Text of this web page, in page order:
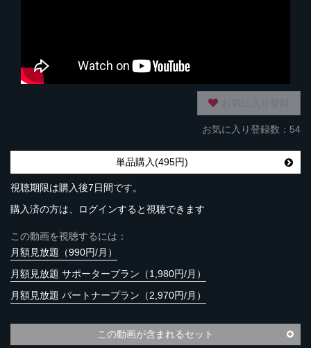
お気に入り登録数：54
単品購入(495円)
視聴期限は購入後7日間です。
購入済の方は、ログインすると視聴できます
この動画を視聴するには：
月額見放題（990円/月）
月額見放題 サポータープラン（1,980円/月）
月額見放題 パートナープラン（2,970円/月）
この動画が含まれるセット